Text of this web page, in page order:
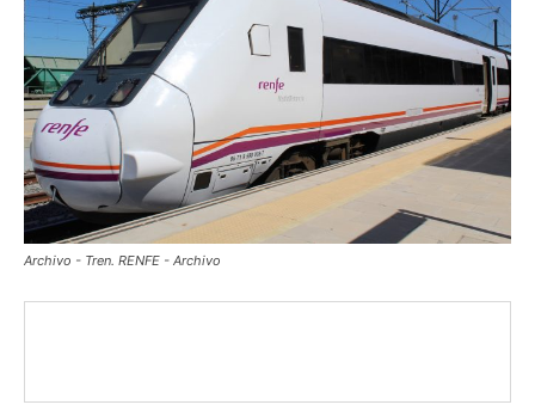
Archivo - Tren. RENFE - Archivo